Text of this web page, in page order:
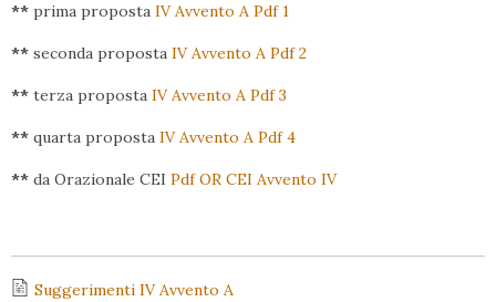
** prima proposta IV Avvento A Pdf 1
** seconda proposta IV Avvento A Pdf 2
** terza proposta IV Avvento A Pdf 3
** quarta proposta IV Avvento A Pdf 4
** da Orazionale CEI Pdf OR CEI Avvento IV
Suggerimenti IV Avvento A